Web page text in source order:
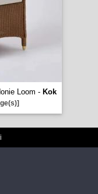
Loom - Kok